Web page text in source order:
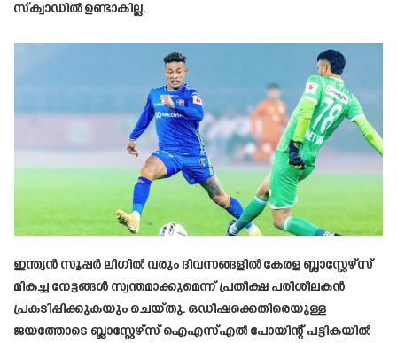
സ്ക്വാഡിൽ ഉണ്ടാകില്ല.
ഇന്ത്യൻ സൂപ്പർ ലീ​ഗിൽ വരും ദിവസങ്ങളിൽ കേരള ബ്ലാസ്റ്റേഴ്സ്
മികച്ച നേട്ടങ്ങൾ സ്വന്തമാക്കുമെന്ന് പ്രതീക്ഷ പരിശീലകൻ
പ്രകടിപ്പിക്കുകയും ചെയ്തു. ഒഡിഷക്കെതിരെയുള്ള
ജയത്തോടെ ബ്ലാസ്റ്റേഴ്സ് ഐഎസ്എൽ പോയിന്റ് പട്ടികയിൽ